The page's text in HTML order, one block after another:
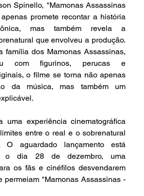
Spinello, "Mamonas Assassinas
promete recontar a história
mas também revela a
que envolveu a produção.
família dos Mamonas Assassinas,
com figurinos, perucas e
o filme se torna não apenas
da música, mas também um
uma experiência cinematográfica
entre o real e o sobrenatural
O aguardado lançamento está
o dia 28 de dezembro, uma
os fãs e cinéfilos desvendarem
permeiam "Mamonas Assassinas -